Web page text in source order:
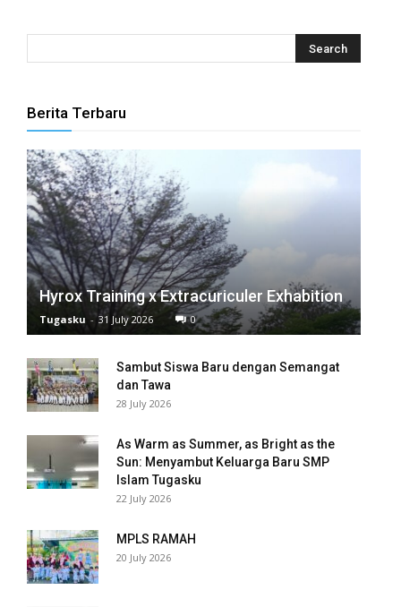
Berita Terbaru
Hyrox Training x Extracuriculer Exhabition
Tugasku - 31 July 2026 0
Sambut Siswa Baru dengan Semangat
dan Tawa
28 July 2026
As Warm as Summer, as Bright as the
Sun: Menyambut Keluarga Baru SMP
Islam Tugasku
22 July 2026
MPLS RAMAH
20 July 2026